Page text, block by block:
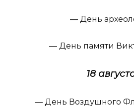
— День
— День памяти
18
— День Воздушного